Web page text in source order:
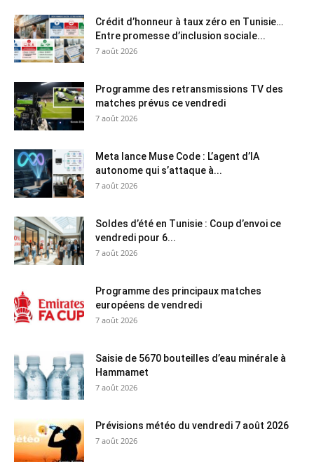
Crédit d’honneur à taux zéro en Tunisie…
Entre promesse d’inclusion sociale...
7 août 2026
Programme des retransmissions TV des
matches prévus ce vendredi
7 août 2026
Meta lance Muse Code : L’agent d’IA
autonome qui s’attaque à...
7 août 2026
Soldes d’été en Tunisie : Coup d’envoi ce
vendredi pour 6...
7 août 2026
Programme des principaux matches
européens de vendredi
7 août 2026
Saisie de 5670 bouteilles d’eau minérale à
Hammamet
7 août 2026
Prévisions météo du vendredi 7 août 2026
7 août 2026